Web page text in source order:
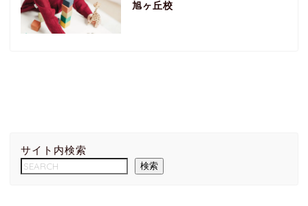
旭ヶ丘校
サイト内検索
検索